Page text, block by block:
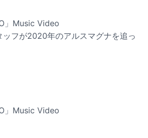
」Music Video
ッフが2020年のアルスマグナを追っ
」Music Video